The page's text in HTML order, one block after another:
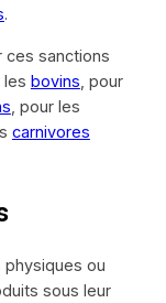
.
ces sanctions
les bovins , pour
, pour les
carnivores
ou
sous leur